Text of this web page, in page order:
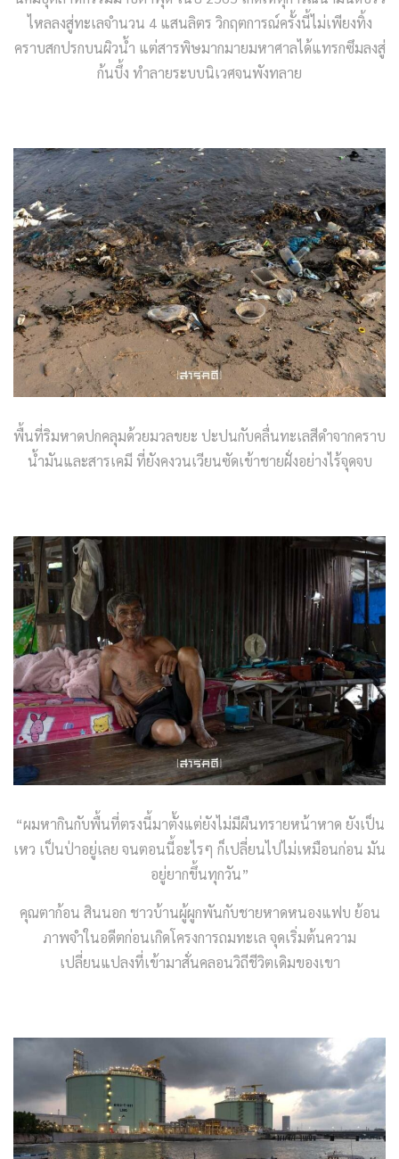
ไหลลงสู่ทะเลจำนวน 4 แสนลิตร วิกฤตการณ์ครั้งนี้ไม่เพียงทิ้ง
คราบสกปรกบนผิวน้ำ แต่สารพิษมากมายมหาศาลได้แทรกซึมลงสู่
ก้นบึ้ง ทำลายระบบนิเวศจนพังทลาย
พื้นที่ริมหาดปกคลุมด้วยมวลขยะ ปะปนกับคลื่นทะเลสีดำจากคราบ
น้ำมันและสารเคมี ที่ยังคงวนเวียนซัดเข้าชายฝั่งอย่างไร้จุดจบ
“ผมหากินกับพื้นที่ตรงนี้มาตั้งแต่ยังไม่มีผืนทรายหน้าหาด ยังเป็น
เหว เป็นป่าอยู่เลย จนตอนนี้อะไรๆ ก็เปลี่ยนไปไม่เหมือนก่อน มัน
อยู่ยากขึ้นทุกวัน”
คุณตาก้อน สินนอก ชาวบ้านผู้ผูกพันกับชายหาดหนองแฟบ ย้อน
ภาพจำในอดีตก่อนเกิดโครงการถมทะเล จุดเริ่มต้นความ
เปลี่ยนแปลงที่เข้ามาสั่นคลอนวิถีชีวิตเดิมของเขา